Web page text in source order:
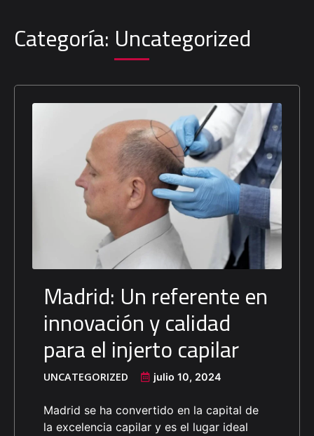
Categoría: Uncategorized
Madrid: Un referente en
innovación y calidad
para el injerto capilar
UNCATEGORIZED julio 10, 2024
Madrid se ha convertido en la capital de
la excelencia capilar y es el lugar ideal